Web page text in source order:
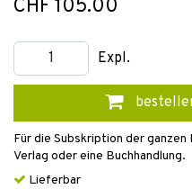
CHF 105.00
Expl.
Für die Subskription der
Verlag oder eine Buchhandlung.
Lieferbar